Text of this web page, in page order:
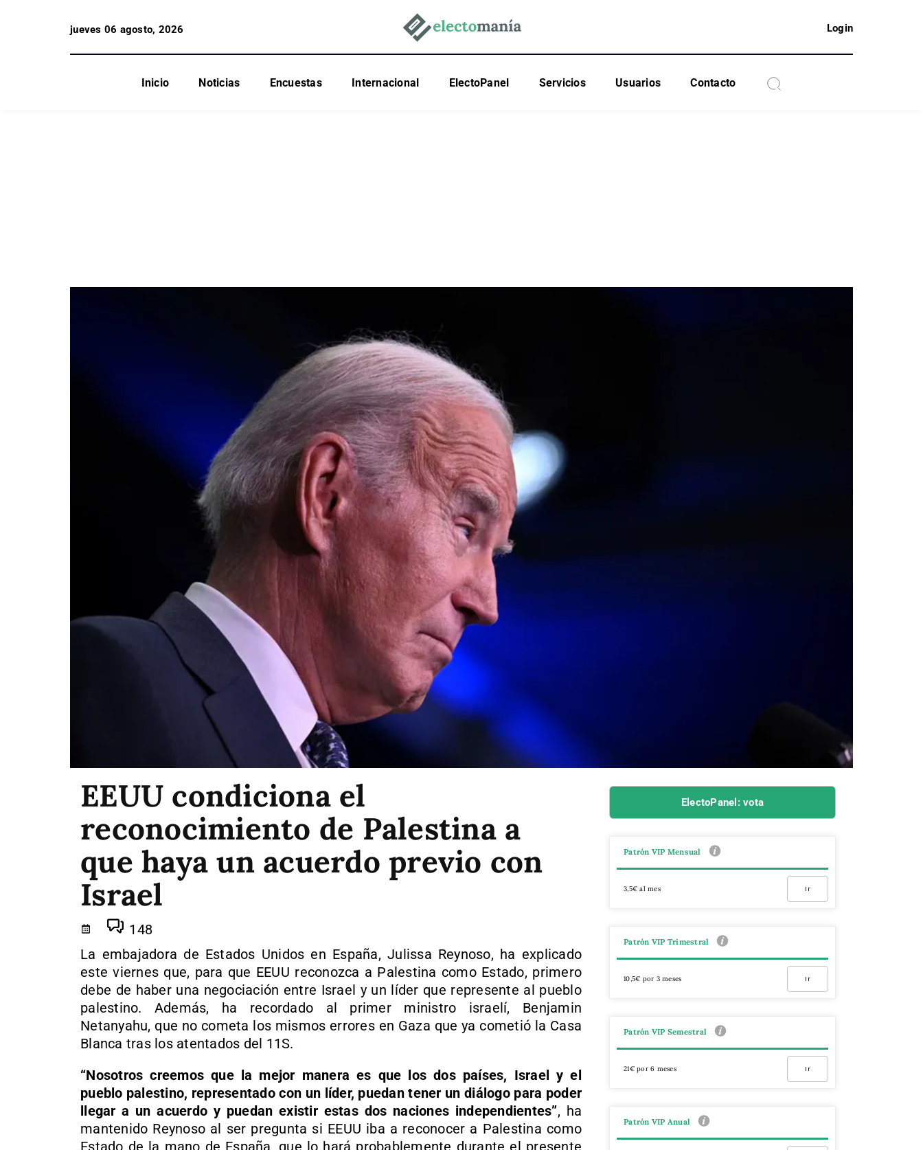
jueves 06 agosto, 2026 Login
Inicio Noticias Encuestas Internacional ElectoPanel Servicios Usuarios Contacto
EEUU condiciona el
reconocimiento de Palestina a
que haya un acuerdo previo con
Israel
148
La embajadora de Estados Unidos en España, Julissa Reynoso, ha explicado
este viernes que, para que EEUU reconozca a Palestina como Estado, primero
debe de haber una negociación entre Israel y un líder que represente al pueblo
palestino. Además, ha recordado al primer ministro israelí, Benjamin
Netanyahu, que no cometa los mismos errores en Gaza que ya cometió la Casa
Blanca tras los atentados del 11S.
“Nosotros creemos que la mejor manera es que los dos países, Israel y el
pueblo palestino, representado con un líder, puedan tener un diálogo para poder
llegar a un acuerdo y puedan existir estas dos naciones independientes”, ha
mantenido Reynoso al ser pregunta si EEUU iba a reconocer a Palestina como
Estado de la mano de España, que lo hará probablemente durante el presente
ElectoPanel: vota
Patrón VIP Mensual
3,5€ al mes Ir
Patrón VIP Trimestral
10,5€ por 3 meses Ir
Patrón VIP Semestral
21€ por 6 meses Ir
Patrón VIP Anual